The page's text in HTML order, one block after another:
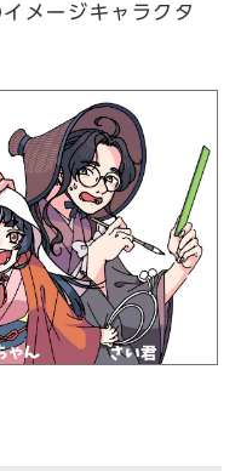
メージキャラクタ